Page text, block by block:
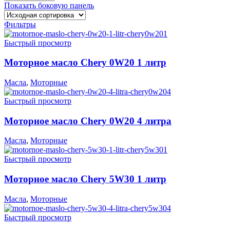
Показать боковую панель
Фильтры
Быстрый просмотр
Моторное масло Chery 0W20 1 литр
Масла, Моторные
Быстрый просмотр
Моторное масло Chery 0W20 4 литра
Масла, Моторные
Быстрый просмотр
Моторное масло Chery 5W30 1 литр
Масла, Моторные
Быстрый просмотр